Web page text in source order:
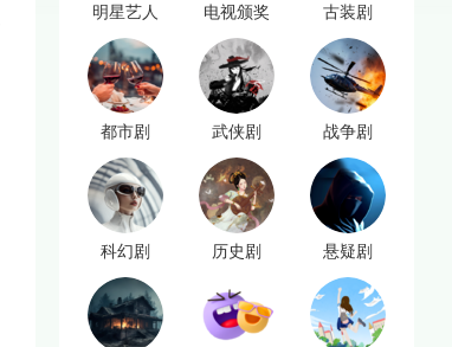
明星艺人 电视颁奖 古装剧
都市剧 武侠剧 战争剧
科幻剧 历史剧 悬疑剧